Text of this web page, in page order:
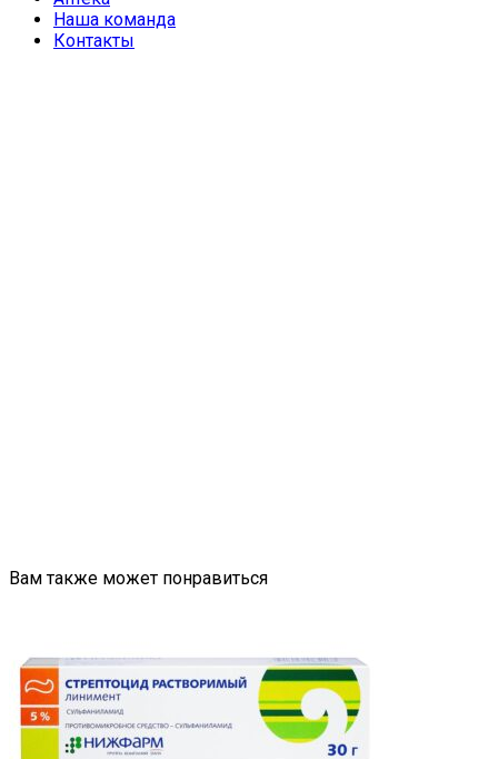
Наша команда
Контакты
Вам также может понравиться